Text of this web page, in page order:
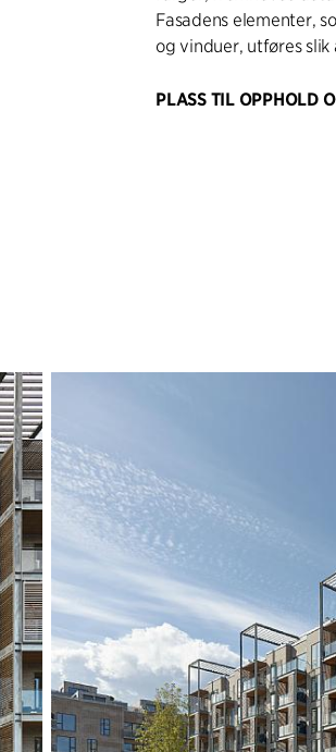
Fasadens elementer,
og vinduer, utføres
PLASS TIL OPPHOLD
Copenhagen Square
første etasje er det
murverk i fasaden for
integrere belysning og